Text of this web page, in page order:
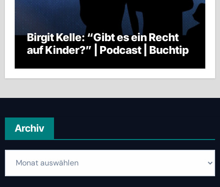
Birgit Kelle: “Gibt es ein Recht
auf Kinder?” | Podcast | Buchtip
Archiv